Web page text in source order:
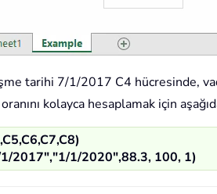
tarihi 7/1/2017 C4 hücresinde,
kolayca hesaplamak için
2017","1/1/2020",88.3, 100, 1)